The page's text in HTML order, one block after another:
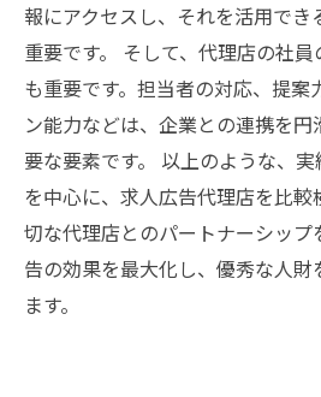
報にアクセスし、それを活用でき
重要です。 そして、代理店の社
も重要です。担当者の対応、提案
ン能力などは、企業との連携を
要な要素です。 以上のような、
を中心に、求人広告代理店を比
切な代理店とのパートナーシッ
告の効果を最大化し、優秀な人財
ます。